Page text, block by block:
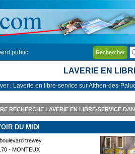
public Rechercher
LAVERIE EN
: Laverie en libre-service sur Althen-des-
RECHERCHE LAVERIE EN LIBRE-SERVICE
DU MIDI
trewey
- MONTEUX